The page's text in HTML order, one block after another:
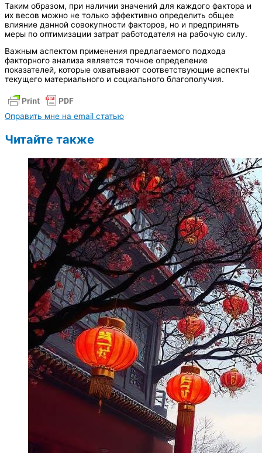
Таким образом, при наличии значений для каждого фактора и
их весов можно не только эффективно определить общее
влияние данной совокупности факторов, но и предпринять
меры по оптимизации затрат работодателя на рабочую силу.
Важным аспектом применения предлагаемого подхода
факторного анализа является точное определение
показателей, которые охватывают соответствующие аспекты
текущего материального и социального благополучия.
Оправить мне на email статью
Читайте также